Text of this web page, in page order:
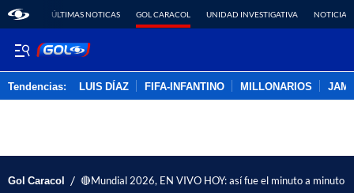
ÚLTIMAS NOTICAS GOL CARACOL UNIDAD INVESTIGATIVA NOTICIAS
Tendencias: LUIS DÍAZ FIFA-INFANTINO MILLONARIOS
Gol Caracol / 🔴Mundial 2026, EN VIVO HOY: así fue el minuto a minuto